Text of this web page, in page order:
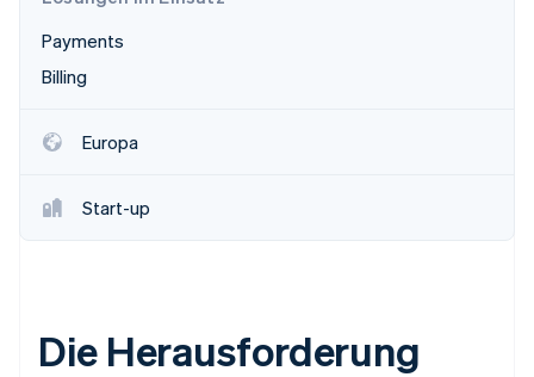
Betrugsprävention
Atlas
Identity
Erfahren Sie, wie Stripe Lösungen für die
Jetzt ansehen
Payments
Billing
Europa
Start-up
Die Herausforderung